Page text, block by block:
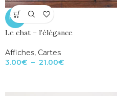
NEW
Le chat – l’élégance
Affiches, Cartes
3.00€ – 21.00€